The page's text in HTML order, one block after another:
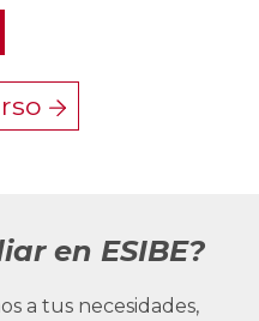
en ESIBE?
a tus necesidades,